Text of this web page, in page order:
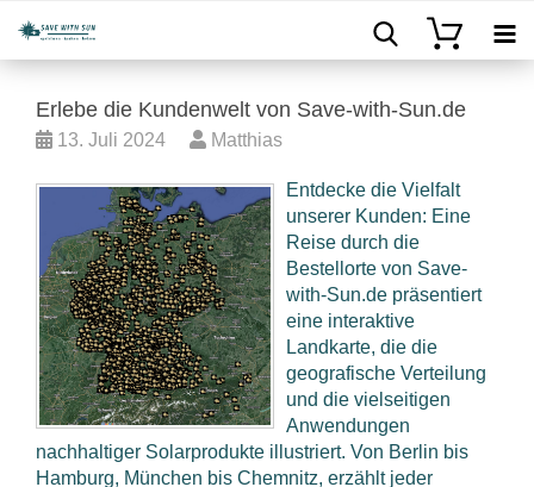
Erlebe die Kundenwelt von Save-with-Sun.de
13. Juli 2024 Matthias
Entdecke die Vielfalt
unserer Kunden: Eine
Reise durch die
Bestellorte von Save-
with-Sun.de präsentiert
eine interaktive
Landkarte, die die
geografische Verteilung
und die vielseitigen
Anwendungen
nachhaltiger Solarprodukte illustriert. Von Berlin bis
Hamburg, München bis Chemnitz, erzählt jeder